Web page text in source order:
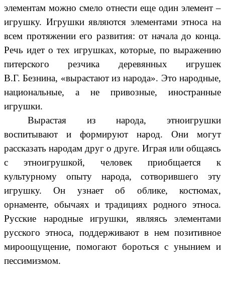
элементам можно смело отнести еще один элемент –
игрушку. Игрушки являются элементами этноса на
всем протяжении его развития: от начала до конца.
Речь идет о тех игрушках, которые, по выражению
питерского резчика деревянных игрушек
В.Г. Безнина, «вырастают из народа». Это народные,
национальные, а не привозные, иностранные
игрушки.
Вырастая из народа, этноигрушки
воспитывают и формируют народ. Они могут
рассказать народам друг о друге. Играя или общаясь
с этноигрушкой, человек приобщается к
культурному опыту народа, сотворившего эту
игрушку. Он узнает об облике, костюмах,
орнаменте, обычаях и традициях родного этноса.
Русские народные игрушки, являясь элементами
русского этноса, поддерживают в нем позитивное
мироощущение, помогают бороться с унынием и
пессимизмом.